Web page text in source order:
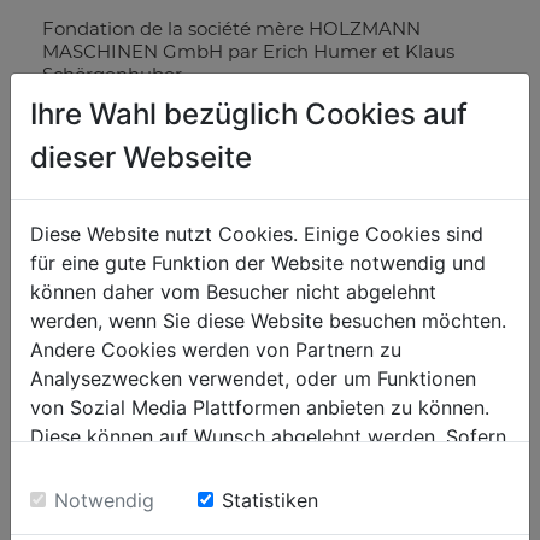
Fondation de la société mère HOLZMANN
MASCHINEN GmbH par Erich Humer et Klaus
Schörgenhuber.
Démarrage et développement d'activités avec des
chaînes de vente au détail mondiales bien
connues, principalement dans les pays
germanophones.
2013
Extension d'un grand entrepôt avec atelier de
réparation à Haslach.
2014
Conversion complète à un nouveau système
informatique / ERP (SAP).
2016
Ihre Wahl bezüglich Cookies auf
dieser Webseite
Diese Website nutzt Cookies. Einige Cookies sind
für eine gute Funktion der Website notwendig und
können daher vom Besucher nicht abgelehnt
werden, wenn Sie diese Website besuchen möchten.
Andere Cookies werden von Partnern zu
Analysezwecken verwendet, oder um Funktionen
von Sozial Media Plattformen anbieten zu können.
Diese können auf Wunsch abgelehnt werden. Sofern
Einwilligung zu unseren Cookies.
Notwendig Statistiken